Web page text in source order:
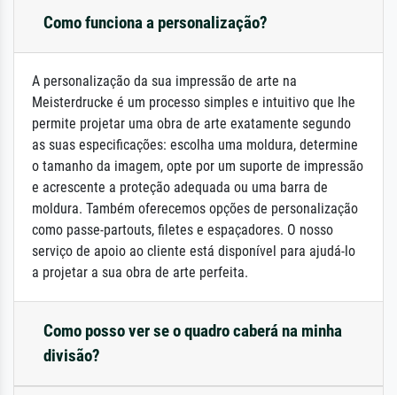
Como funciona a personalização?
A personalização da sua impressão de arte na
Meisterdrucke é um processo simples e intuitivo que lhe
permite projetar uma obra de arte exatamente segundo
as suas especificações: escolha uma moldura, determine
o tamanho da imagem, opte por um suporte de impressão
e acrescente a proteção adequada ou uma barra de
moldura. Também oferecemos opções de personalização
como passe-partouts, filetes e espaçadores. O nosso
serviço de apoio ao cliente está disponível para ajudá-lo
a projetar a sua obra de arte perfeita.
Como posso ver se o quadro caberá na minha
divisão?